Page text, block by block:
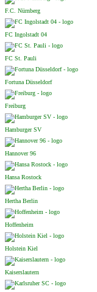
F.C. Nürnberg
FC Ingolstadt 04
FC St. Pauli
Fortuna Düsseldorf
Freiburg
Hamburger SV
Hannover 96
Hansa Rostock
Hertha Berlin
Hoffenheim
Holstein Kiel
Kaiserslautern